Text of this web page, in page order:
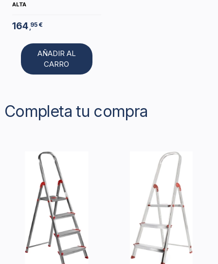
ALTA
164 ,95 €
AÑADIR AL
CARRO
Completa tu compra